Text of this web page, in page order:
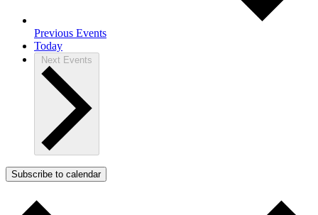
Previous Events
Today
Next Events
Subscribe to calendar